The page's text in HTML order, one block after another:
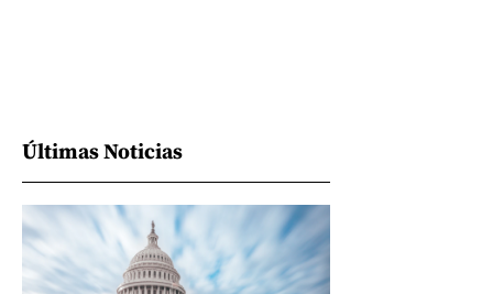
Últimas Noticias